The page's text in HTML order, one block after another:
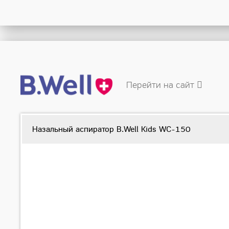
Перейти на сайт
Назальный аспиратор B.Well Kids WC-150